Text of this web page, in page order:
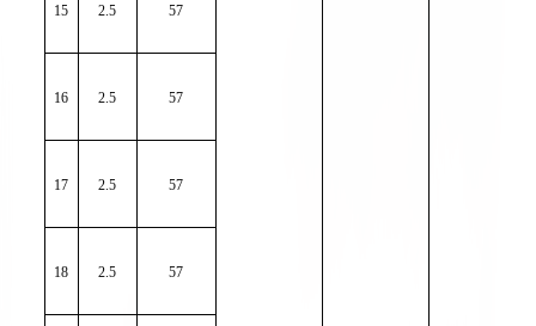
15 2.5 57
16 2.5 57
17 2.5 57
18 2.5 57